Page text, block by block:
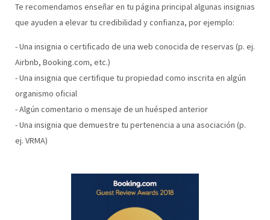
Te recomendamos enseñar en tu página principal algunas insignias
que ayuden a elevar tu credibilidad y confianza, por ejemplo:
- Una insignia o certificado de una web conocida de reservas (p. ej.
Airbnb, Booking.com, etc.)
- Una insignia que certifique tu propiedad como inscrita en algún
organismo oficial
- Algún comentario o mensaje de un huésped anterior
- Una insignia que demuestre tu pertenencia a una asociación (p.
ej. VRMA)